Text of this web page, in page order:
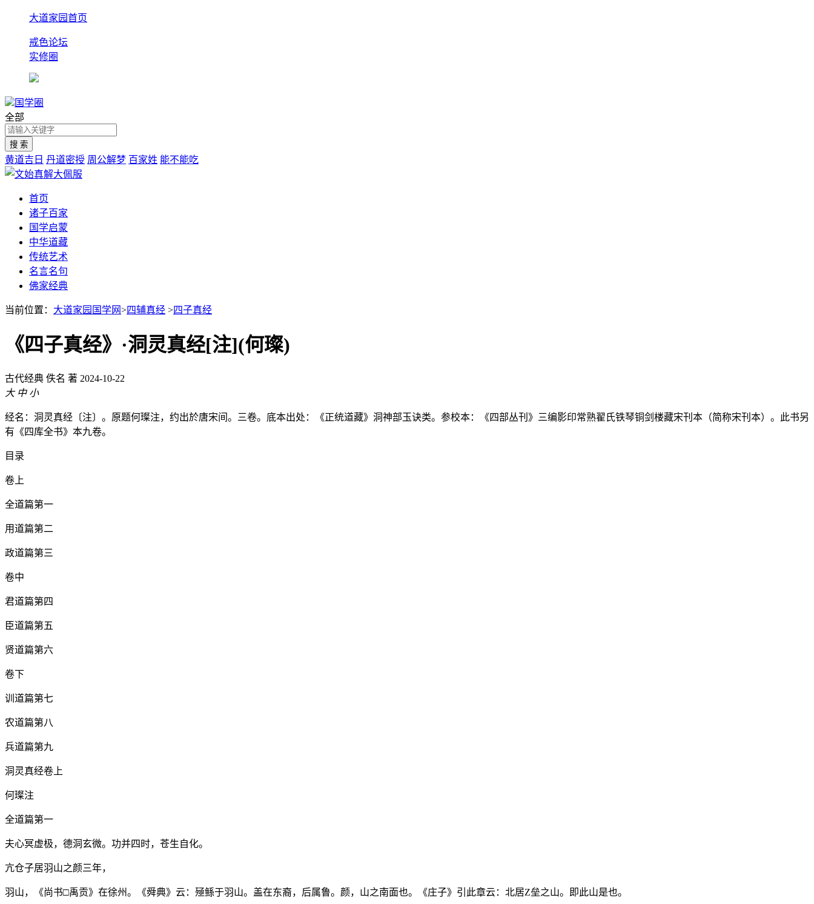
大道家园首页
戒色论坛
实修圈
国学圈
全部
黄道吉日 丹道密授 周公解梦 百家姓 能不能吃
首页
诸子百家
国学启蒙
中华道藏
传统艺术
名言名句
佛家经典
当前位置： 大道家园国学网>四辅真经 >四子真经
《四子真经》·洞灵真经[注](何璨)
古代经典 佚名 著 2024-10-22
大 中 小
经名：洞灵真经〔注〕。原题何璨注，约出於唐宋间。三卷。底本出处：《正统道藏》洞神部玉诀类。参校本：《四部丛刊》三编影印常熟翟氏铁琴铜剑楼藏宋刊本（简称宋刊本）。此书另
有《四库全书》本九卷。
目录
卷上
全道篇第一
用道篇第二
政道篇第三
卷中
君道篇第四
臣道篇第五
贤道篇第六
卷下
训道篇第七
农道篇第八
兵道篇第九
洞灵真经卷上
何璨注
全道篇第一
夫心冥虚极，德洞玄微。功并四时，苍生自化。
亢仓子居羽山之颜三年，
羽山，《尚书□禹贡》在徐州。《舜典》云：殛鲧于羽山。盖在东裔，后属鲁。颜，山之南面也。《庄子》引此章云：北居Z垒之山。即此山是也。